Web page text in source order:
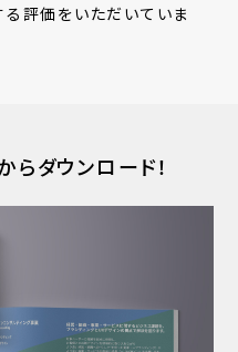
評価をいただいていま
ダウンロード！